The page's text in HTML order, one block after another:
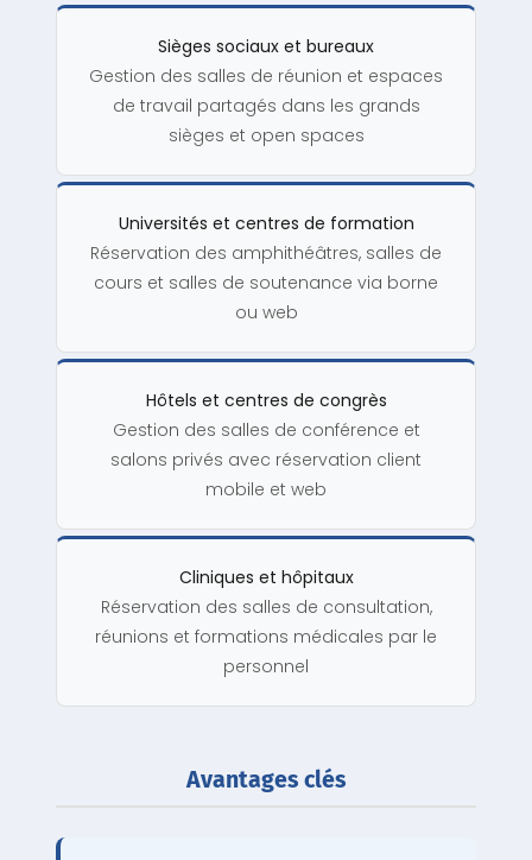
Sièges sociaux et bureaux
Gestion des salles de réunion et espaces
de travail partagés dans les grands
sièges et open spaces
Universités et centres de formation
Réservation des amphithéâtres, salles de
cours et salles de soutenance via borne
ou web
Hôtels et centres de congrès
Gestion des salles de conférence et
salons privés avec réservation client
mobile et web
Cliniques et hôpitaux
Réservation des salles de consultation,
réunions et formations médicales par le
personnel
Avantages clés